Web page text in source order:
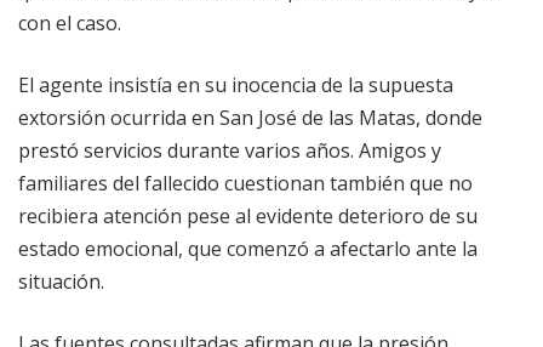
con el caso.
El agente insistía en su inocencia de la supuesta
extorsión ocurrida en San José de las Matas, donde
prestó servicios durante varios años. Amigos y
familiares del fallecido cuestionan también que no
recibiera atención pese al evidente deterioro de su
estado emocional, que comenzó a afectarlo ante la
situación.